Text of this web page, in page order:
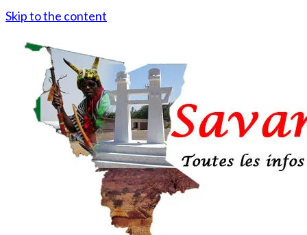
Skip to the content